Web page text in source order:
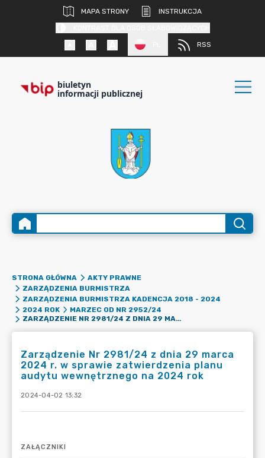
MAPA STRONY
INSTRUKCJA
RSS
biuletyn
informacji publicznej
STRONA GŁÓWNA
AKTY PRAWNE
ZARZĄDZENIA BURMISTRZA
ZARZĄDZENIA BURMISTRZA KADENCJA 2018 - 2024
2024 ROK
MARZEC OD NR 2952/24
ZARZĄDZENIE NR 2981/24 Z DNIA 29 MARCA 2024 R. W SPRAWIE ZATWIERDZENIA PLANU AUDYTU WEWNĘTRZNEGO NA 2024 ROK
Zarządzenie Nr 2981/24 z dnia 29 marca
2024 r. w sprawie zatwierdzenia planu
audytu wewnętrznego na 2024 rok
2024-04-02 13:32
ZAŁĄCZNIKI